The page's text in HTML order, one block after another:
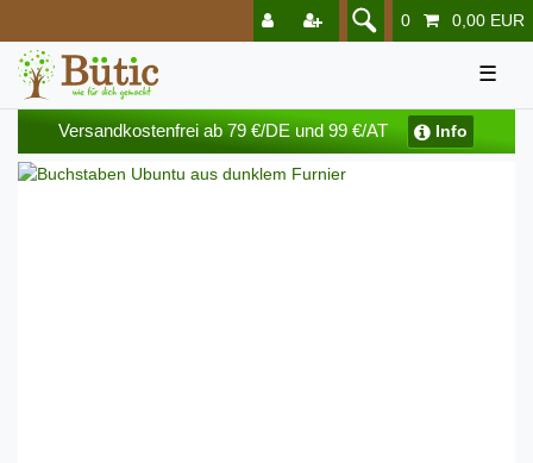
0 0,00 EUR
☰
Versandkostenfrei ab 79 €/DE und 99 €/AT Info